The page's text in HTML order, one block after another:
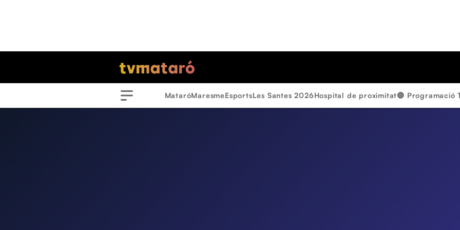
Menu
MataróMaresmeEsportsLes Santes 2026Hospital de proximitat🔴 Programació